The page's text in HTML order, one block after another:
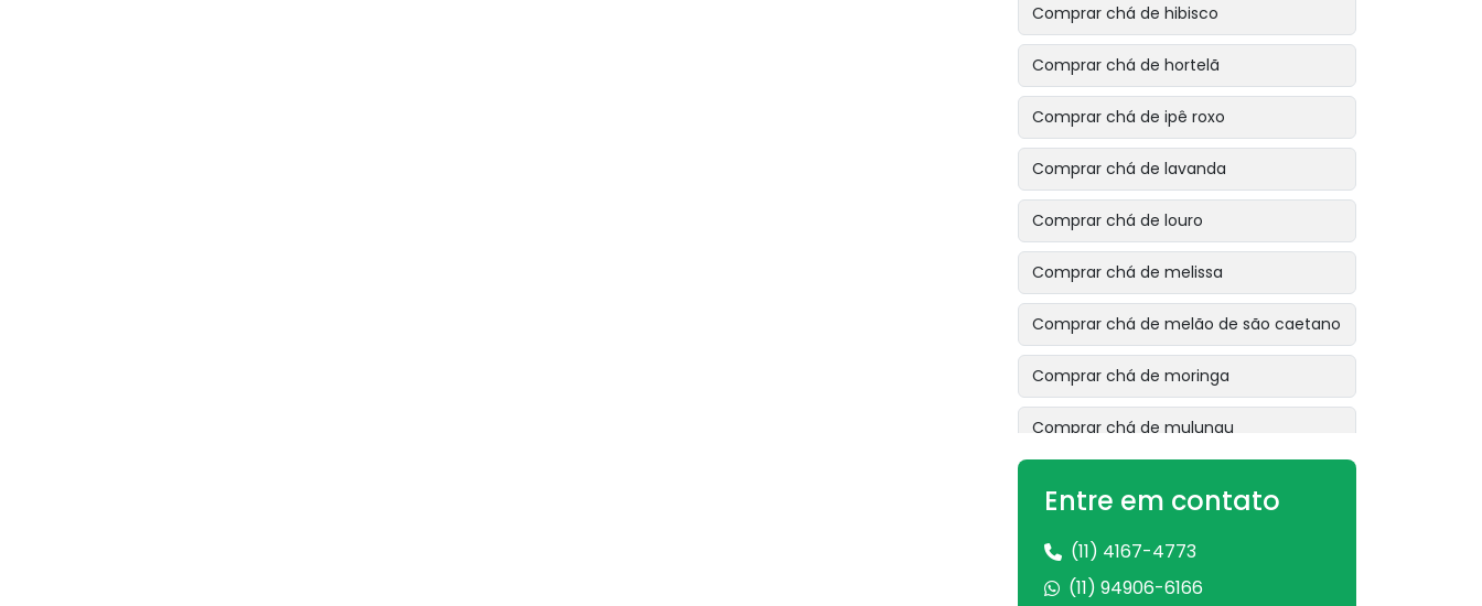
Comprar chá de hibisco
Comprar chá de hortelã
Comprar chá de ipê roxo
Comprar chá de lavanda
Comprar chá de louro
Comprar chá de melissa
Comprar chá de melão de são caetano
Comprar chá de moringa
Comprar chá de mulungu
Comprar chá de pau tenente
Entre em contato
(11) 4167-4773
(11) 94906-6166